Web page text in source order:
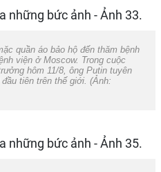
quần áo bảo hộ đến thăm bệnh
viện ở Moscow. Trong cuộc
hôm 11/8, ông Putin tuyên
tiên trên thế giới. (Ảnh: